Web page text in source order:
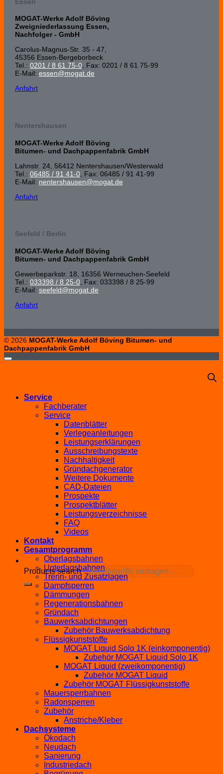
MOGAT-Werke Adolf Böving
Zweigniederlassung Essen,
Nachfolger - GmbH
Carolus-Magnus-Str. 35 - 47,
45356 Essen-Bergeborbeck
Tel.: 0201 / 8 61 75-0, Fax: 0201 / 8 61 75-99
E-Mail: essen@mogat.de
Anfahrt
Nentershausen
MOGAT-Werke Adolf Böving
Bitumen- und Dachpappenfabrik GmbH
Lahnstr. 24, 56412 Nenters­hausen/Wester­wald
Tel.: 06485 / 91 41-0 , Fax: 06485 / 91 41-99
E-Mail: nentershausen@mogat.de
Anfahrt
Seefeld / Berlin
MOGAT-Werke Adolf Böving
Bitumen- und Dachpappenfabrik GmbH
Gewerbeparkstr. 18, 16356 Werneuchen-Seefeld
Tel.: 033398 / 8 25-0 , Fax: 033398 / 8 25-99
E-Mail: seefeld@mogat.de
Anfahrt
© 2026 MOGAT-Werke Adolf Böving Bitumen- und
Dachpappenfabrik GmbH
Products search
Service
Fachberater
Service
Datenblätter
Verlegeanleitungen
Leistungserklärungen
Ausschreibungstexte
Nachhaltigkeit
Gründachgenerator
Weitere Dokumente
CAD-Dateien
Prospekte
Prospektblätter
Leistungsverzeichnisse
FAQ
Videos
Kontakt
Gesamtprogramm
Oberlagsbahnen
Unterlagsbahnen
Trenn- und Zusatzlagen
Dampfsperren
Dämmungen
Regenerationsbahnen
Gründach
Bauwerksabdichtungen
Zubehör Bauwerksabdichtung
Flüssigkunststoffe
MOGAT Liquid Solo 1K (einkomponentig)
Zubehör MOGAT Liquid Solo 1K
MOGAT Liquid (zweikomponentig)
Zubehör MOGAT Liquid
Zubehör MOGAT Flüssigkunststoffe
Mauersperrbahnen
Radonsperren
Zubehör
Anstriche/Kleber
Dachsysteme
Ökodach
Neudach
Sanierung
Industriedach